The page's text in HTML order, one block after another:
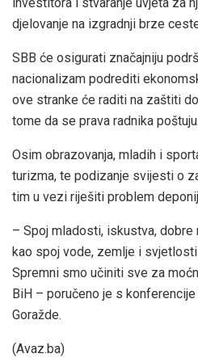
djelovanje na izgradnji brze
SBB će osigurati značajniju
nacionalizam podrediti
ove stranke će raditi na zaštiti
tome da se prava radnika poštuju.
Osim obrazovanja, mladih i
turizma, te podizanje svijesti o
tim u vezi riješiti problem
– Spoj mladosti, iskustva,
kao spoj vode, zemlje i
Spremni smo učiniti sve za
BiH – poručeno je s
Goražde.
(Avaz.ba)